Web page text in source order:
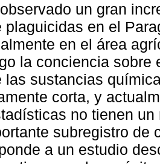
un gran
plaguicidas en el
en el área
la conciencia sobre
las sustancias
corta, y
no tienen
subregistro de
a un estudio